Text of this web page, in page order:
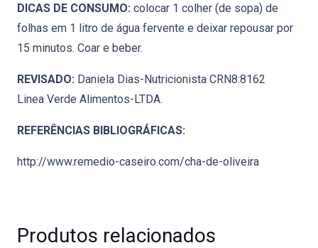
DICAS DE CONSUMO: colocar 1 colher (de sopa) de
folhas em 1 litro de água fervente e deixar repousar por
15 minutos. Coar e beber.
REVISADO: Daniela Dias-Nutricionista CRN8:8162
Linea Verde Alimentos-LTDA.
REFERÊNCIAS BIBLIOGRÁFICAS:
http://www.remedio-caseiro.com/cha-de-oliveira
Produtos relacionados